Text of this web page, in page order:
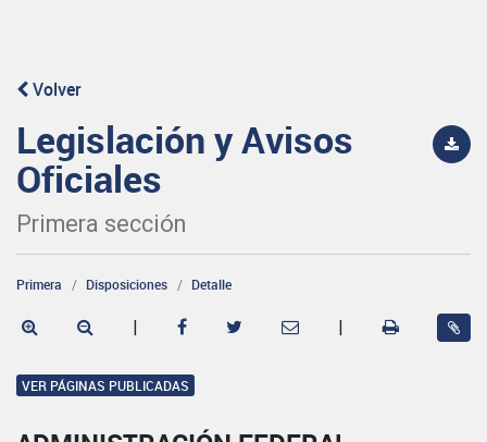
Volver
Legislación y Avisos
Oficiales
Primera sección
Primera Disposiciones Detalle
| |
VER PÁGINAS PUBLICADAS